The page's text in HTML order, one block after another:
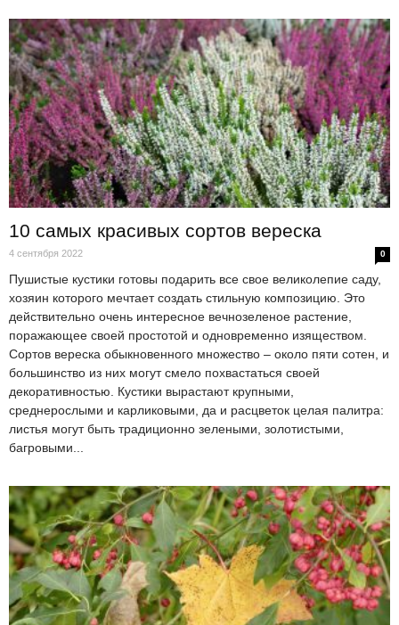
10 самых красивых сортов вереска
4 сентября 2022 0
Пушистые кустики готовы подарить все свое великолепие саду,
хозяин которого мечтает создать стильную композицию. Это
действительно очень интересное вечнозеленое растение,
поражающее своей простотой и одновременно изяществом.
Сортов вереска обыкновенного множество – около пяти сотен, и
большинство из них могут смело похвастаться своей
декоративностью. Кустики вырастают крупными,
среднерослыми и карликовыми, да и расцветок целая палитра:
листья могут быть традиционно зелеными, золотистыми,
багровыми...